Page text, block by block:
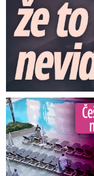
Češka ve Španělsku